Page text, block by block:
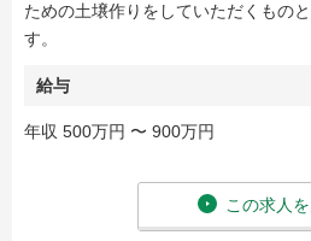
ための土壌作りをしていただくもの
す。
給与
年収 500万円 〜 900万円
この求人